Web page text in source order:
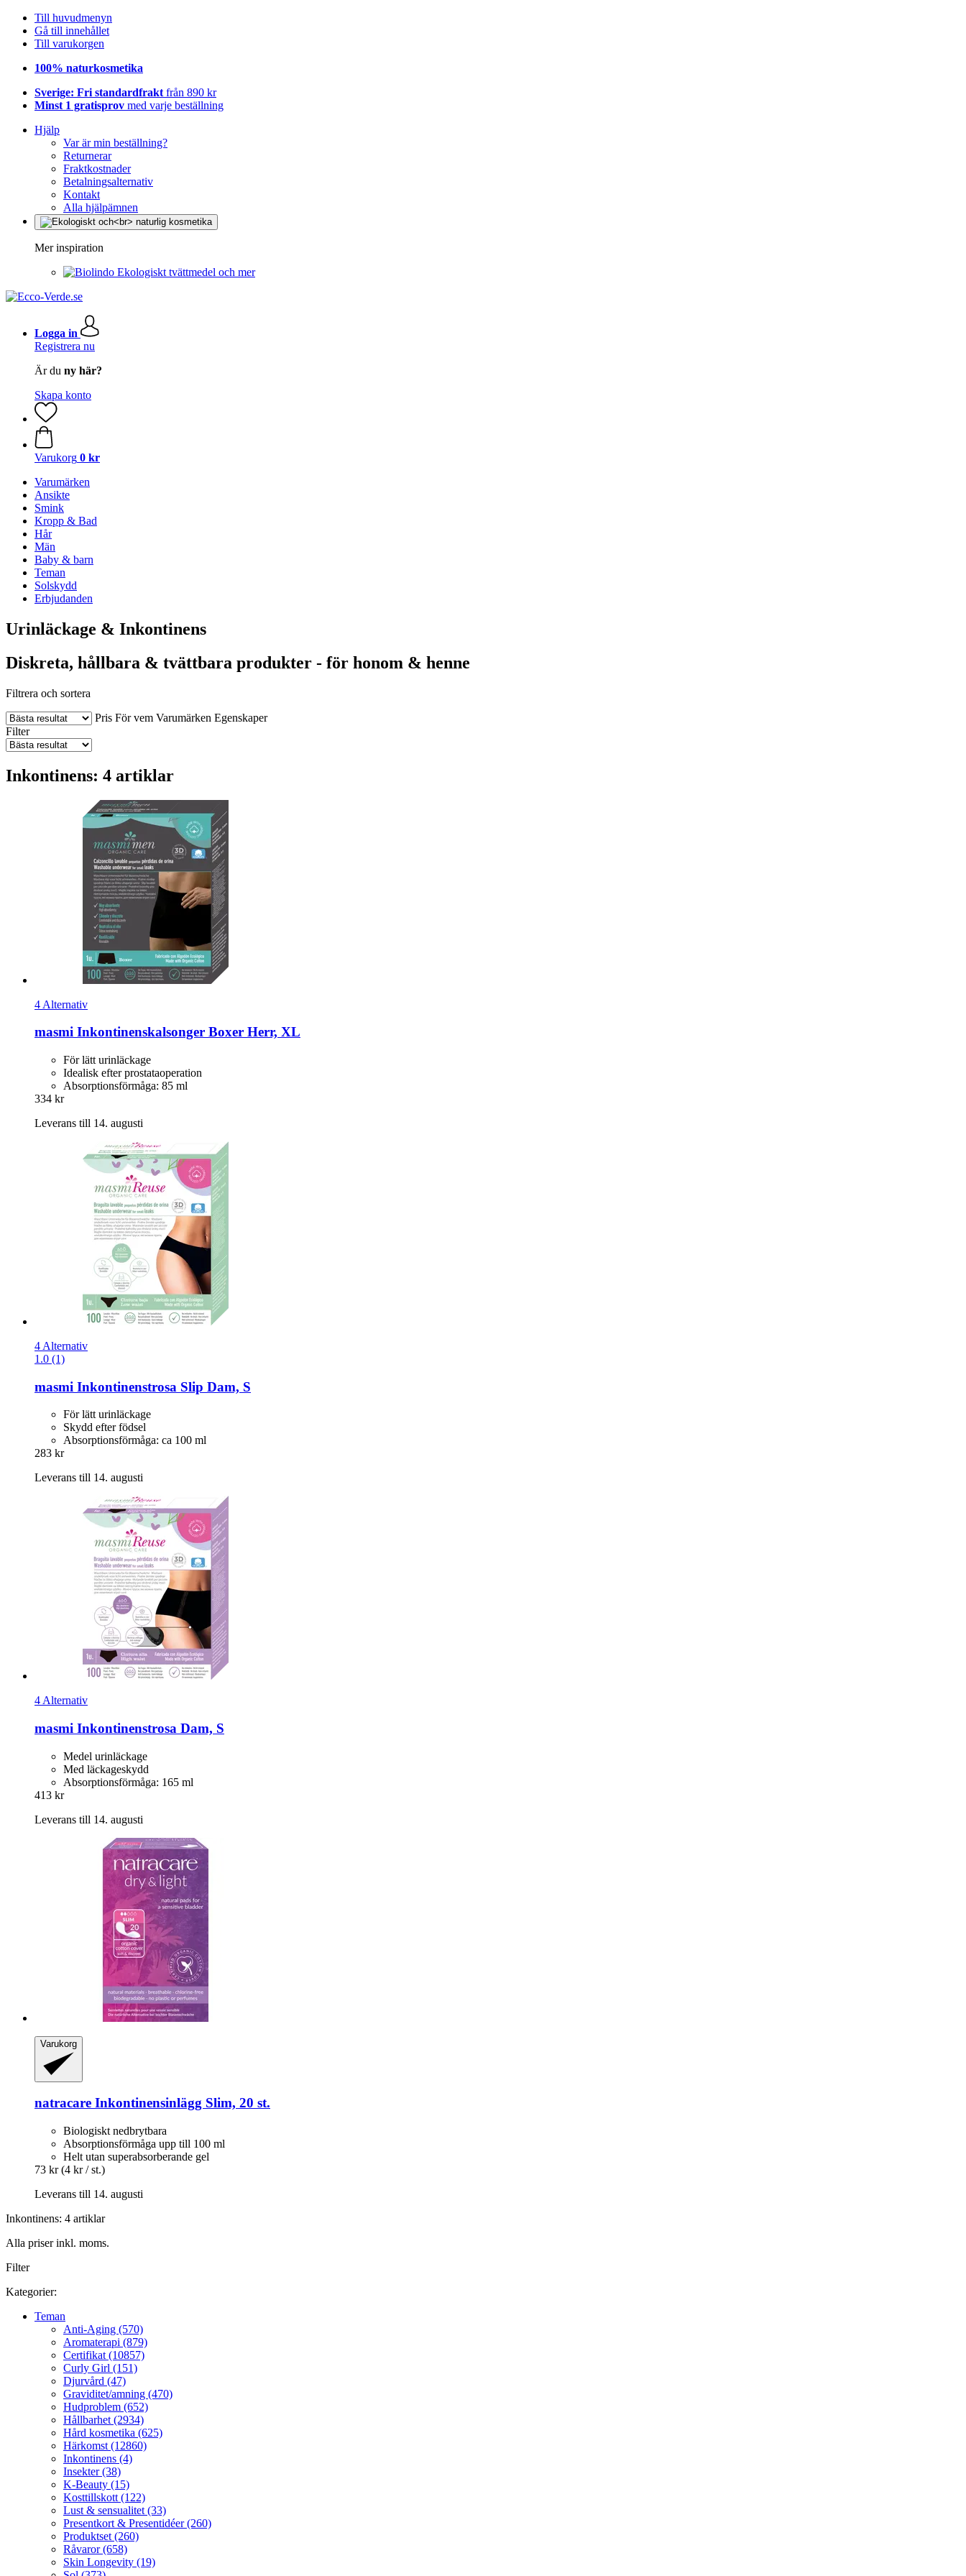
Till huvudmenyn
Gå till innehållet
Till varukorgen
100% naturkosmetika
Sverige: Fri standardfrakt från 890 kr
Minst 1 gratisprov med varje beställning
Hjälp
Var är min beställning?
Returnerar
Fraktkostnader
Betalningsalternativ
Kontakt
Alla hjälpämnen
Mer inspiration
Ekologiskt tvättmedel och mer
Logga in
Registrera nu
Är du ny här?
Skapa konto
Varukorg 0 kr
Varumärken
Ansikte
Smink
Kropp & Bad
Hår
Män
Baby & barn
Teman
Solskydd
Erbjudanden
Urinläckage & Inkontinens
Diskreta, hållbara & tvättbara produkter - för honom & henne
Filtrera och sortera
Pris För vem Varumärken Egenskaper
Filter
Inkontinens: 4 artiklar
4 Alternativ
masmi Inkontinenskalsonger Boxer Herr, XL
För lätt urinläckage
Idealisk efter prostataoperation
Absorptionsförmåga: 85 ml
334 kr
Leverans till 14. augusti
4 Alternativ
1.0 (1)
masmi Inkontinenstrosa Slip Dam, S
För lätt urinläckage
Skydd efter födsel
Absorptionsförmåga: ca 100 ml
283 kr
Leverans till 14. augusti
4 Alternativ
masmi Inkontinenstrosa Dam, S
Medel urinläckage
Med läckageskydd
Absorptionsförmåga: 165 ml
413 kr
Leverans till 14. augusti
Varukorg
natracare Inkontinensinlägg Slim, 20 st.
Biologiskt nedbrytbara
Absorptionsförmåga upp till 100 ml
Helt utan superabsorberande gel
73 kr (4 kr / st.)
Leverans till 14. augusti
Inkontinens: 4 artiklar
Alla priser inkl. moms.
Filter
Kategorier:
Teman
Anti-Aging (570)
Aromaterapi (879)
Certifikat (10857)
Curly Girl (151)
Djurvård (47)
Graviditet/amning (470)
Hudproblem (652)
Hållbarhet (2934)
Hård kosmetika (625)
Härkomst (12860)
Inkontinens (4)
Insekter (38)
K-Beauty (15)
Kosttillskott (122)
Lust & sensualitet (33)
Presentkort & Presentidéer (260)
Produktset (260)
Råvaror (658)
Skin Longevity (19)